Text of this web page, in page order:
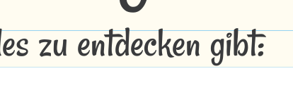
zu entdecken gibt: